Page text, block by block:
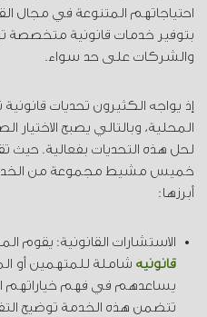
احتياجاتهم المتنوعة في مجال
بتوفير خدمات قانونية متخصصة
والشركات على حد سواء.
إذ يواجه الكثيرون تحديات
المحلية، وبالتالي يصبح
لحل هذه التحديات بفعالية. حيث
خميس مشيط مجموعة من
أبرزها:
الاستشارات القانونية: يقوم
قانونية شاملة للمتهمين أو
يساعدهم في فهم خياراتهم
تتضمن هذه الخدمة توضيح